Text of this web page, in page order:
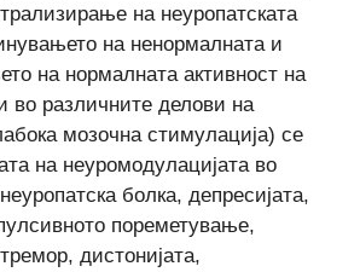
на неуропатската
на ненормалната и
на нормалната активност на
во различните делови на
мозочна стимулација) се
на неуромодулацијата во
болка, депресијата,
пореметување,
дистонијата,